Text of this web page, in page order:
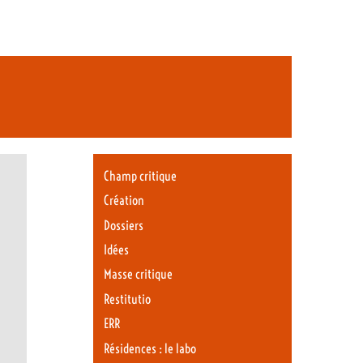
Champ critique
Création
Dossiers
Idées
Masse critique
Restitutio
ERR
Résidences : le labo